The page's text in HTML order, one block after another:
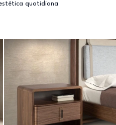
quotidiana